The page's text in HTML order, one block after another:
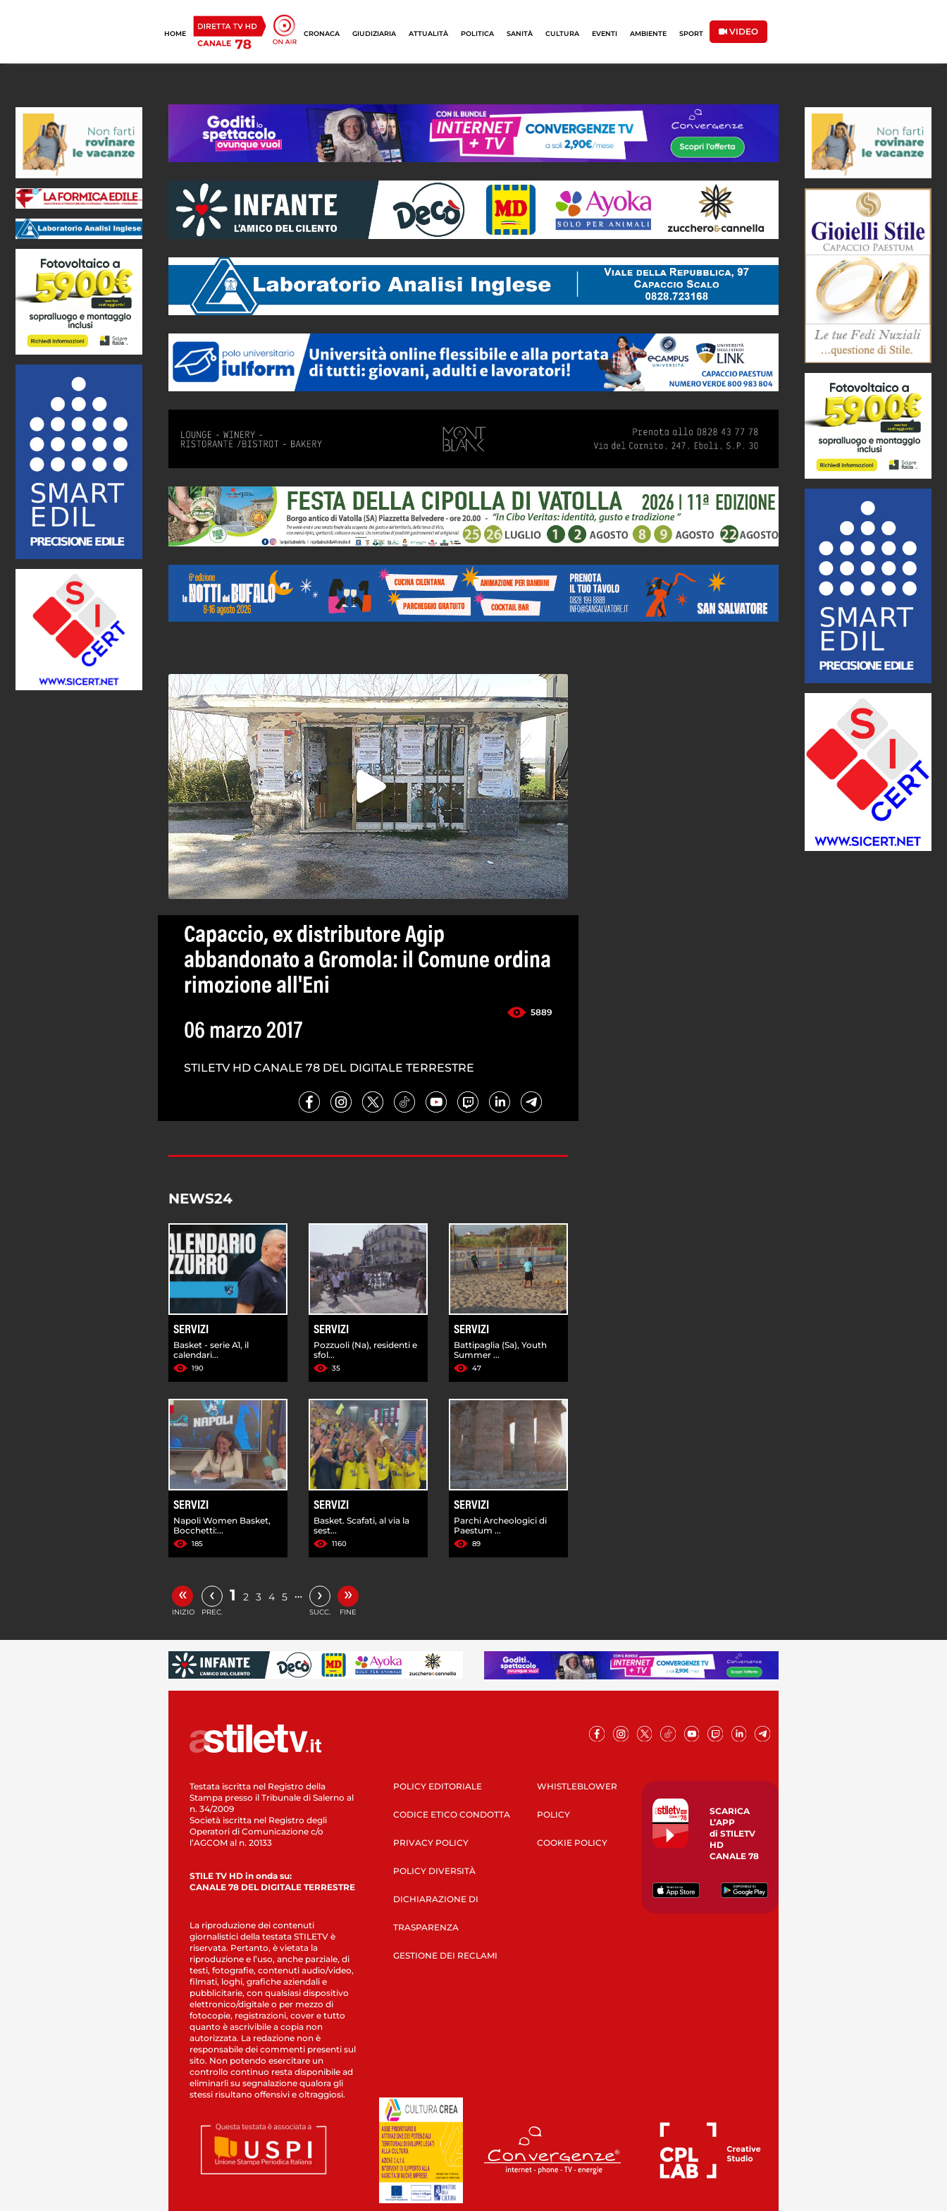
HOME CRONACA GIUDIZIARIA ATTUALITÀ POLITICA SANITÀ CULTURA EVENTI AMBIENTE SPORT VIDEO
Capaccio, ex distributore Agip
abbandonato a Gromola: il Comune ordina
rimozione all'Eni
5889
06 marzo 2017
STILETV HD CANALE 78 DEL DIGITALE TERRESTRE
NEWS24
SERVIZI
Basket - serie A1, il
calendari...
190
SERVIZI
Pozzuoli (Na), residenti e
sfol...
35
SERVIZI
Battipaglia (Sa), Youth
Summer ...
47
SERVIZI
Napoli Women Basket,
Bocchetti:...
185
SERVIZI
Basket. Scafati, al via la
sest...
1160
SERVIZI
Parchi Archeologici di
Paestum ...
89
«
INIZIO
‹
PREC.
1 2 3 4 5 … ›
SUCC.
»
FINE
Testata iscritta nel Registro della
Stampa presso il Tribunale di Salerno al
n. 34/2009
Società iscritta nel Registro degli
Operatori di Comunicazione c/o
l’AGCOM al n. 20133
STILE TV HD in onda su:
CANALE 78 DEL DIGITALE TERRESTRE
La riproduzione dei contenuti
giornalistici della testata STILETV è
riservata. Pertanto, è vietata la
riproduzione e l’uso, anche parziale, di
testi, fotografie, contenuti audio/video,
filmati, loghi, grafiche aziendali e
pubblicitarie, con qualsiasi dispositivo
elettronico/digitale o per mezzo di
fotocopie, registrazioni, cover e tutto
quanto è ascrivibile a copia non
autorizzata. La redazione non è
responsabile dei commenti presenti sul
sito. Non potendo esercitare un
controllo continuo resta disponibile ad
eliminarli su segnalazione qualora gli
stessi risultano offensivi e oltraggiosi.
POLICY EDITORIALE
CODICE ETICO CONDOTTA
PRIVACY POLICY
POLICY DIVERSITÀ
DICHIARAZIONE DI
TRASPARENZA
GESTIONE DEI RECLAMI
WHISTLEBLOWER
POLICY
COOKIE POLICY
SCARICA
L’APP
di STILETV
HD
CANALE 78